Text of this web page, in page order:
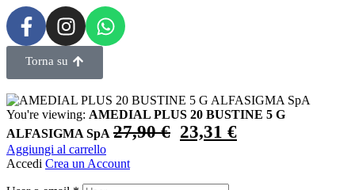
Torna su
You're viewing: AMEDIAL PLUS 20 BUSTINE 5 G
ALFASIGMA SpA 27,90€ 23,31 €
Aggiungi al carrello
Accedi Crea un Account